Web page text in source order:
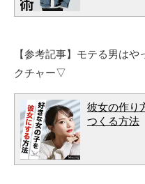
【参考記事】モテる男はや
クチャー▽
彼女の作り
つくる方法